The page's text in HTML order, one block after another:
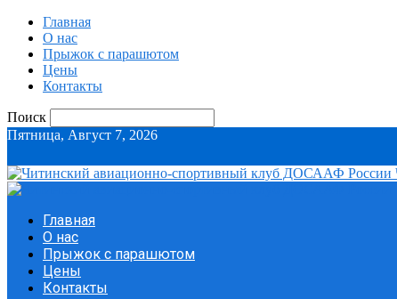
Главная
О нас
Прыжок с парашютом
Цены
Контакты
Поиск
Пятница, Август 7, 2026
Главная
О нас
Прыжок с парашютом
Цены
Контакты